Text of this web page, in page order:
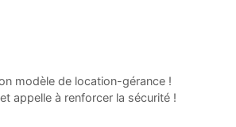
modèle de location-gérance !
appelle à renforcer la sécurité !